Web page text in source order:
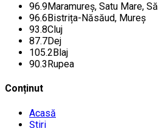
96.9Maramureș, Satu Mare,
96.6Bistrița-Năsăud, Mureș
93.8Cluj
87.7Dej
105.2Blaj
90.3Rupea
Conținut
Acasă
Știri